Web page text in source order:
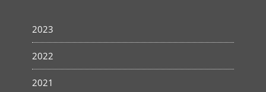
2023
2022
2021